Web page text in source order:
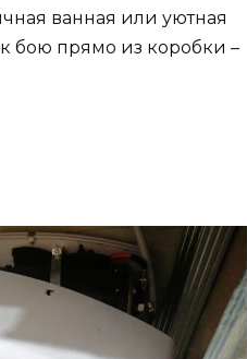
ванная или уютная
бою прямо из коробки –